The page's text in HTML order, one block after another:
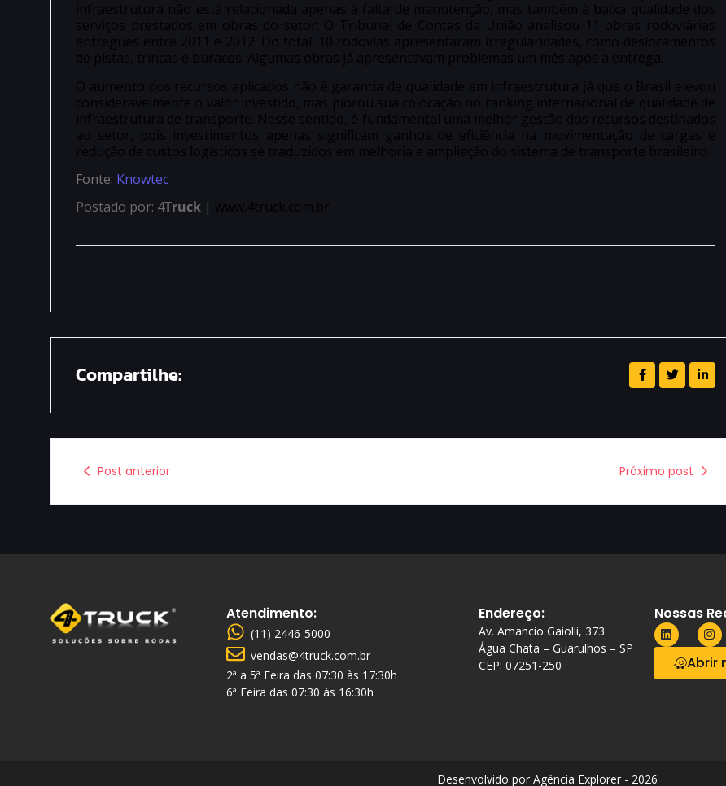
infraestrutura não está relacionada apenas à falta de manutenção, mas também à baixa qualidade dos
serviços prestados em obras do setor. O Tribunal de Contas da União analisou 11 obras rodoviárias
entregues entre 2011 e 2012. Do total, 10 rodovias apresentaram irregularidades, como deslocamentos
de pistas, trincas e buracos. Algumas obras já apresentavam problemas um mês após a entrega.
O aumento dos recursos aplicados não é garantia de qualidade em infraestrutura já que o Brasil elevou
consideravelmente o valor investido, mas piorou sua colocação no ranking internacional de qualidade de
infraestrutura de transporte. Nesse sentido, é fundamental uma melhor gestão dos recursos destinados
ao setor, pois investimentos apenas significam ganhos de eficiência na movimentação de cargas e
redução de custos logísticos se traduzidos em melhoria e ampliação do sistema de transporte brasileiro.
Fonte: Knowtec
Postado por: 4Truck | www.4truck.com.br
Compartilhe:
Post anterior Próximo post
Atendimento:
(11) 2446-5000
vendas@4truck.com.br
2ª a 5ª Feira das 07:30 às 17:30h
6ª Feira das 07:30 às 16:30h
Endereço:
Av. Amancio Gaiolli, 373
Água Chata – Guarulhos – SP
CEP: 07251-250
Nossas
Abrir
Desenvolvido por Agência Explorer - 2026